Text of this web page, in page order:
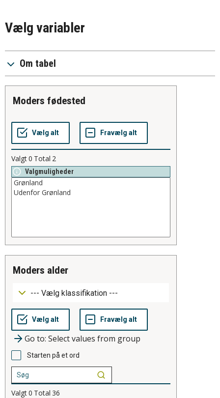
Vælg variabler
Om tabel
moders fødested
Valgt0 Total 2
Valgmuligheder
moders alder
Go to: Select values from group
Starten på et ord
Valgt0 Total 36